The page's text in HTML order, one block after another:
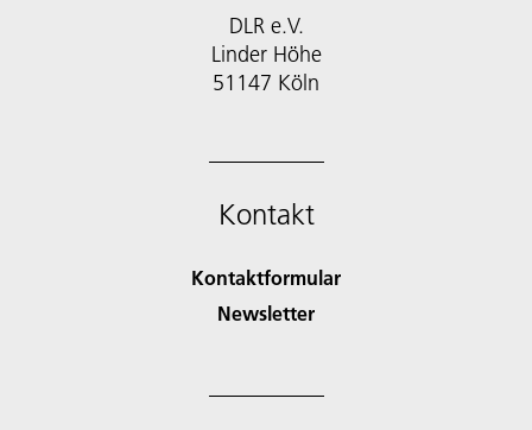
DLR e.V.
Linder Höhe
51147 Köln
Kontakt
Kontaktformular
Newsletter